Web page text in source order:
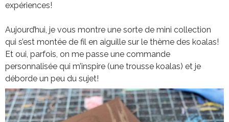
expériences!
Aujourd’hui, je vous montre une sorte de mini collection
qui s’est montée de fil en aiguille sur le thème des koalas!
Et oui, parfois, on me passe une commande
personnalisée qui m’inspire (une trousse koalas) et je
déborde un peu du sujet!